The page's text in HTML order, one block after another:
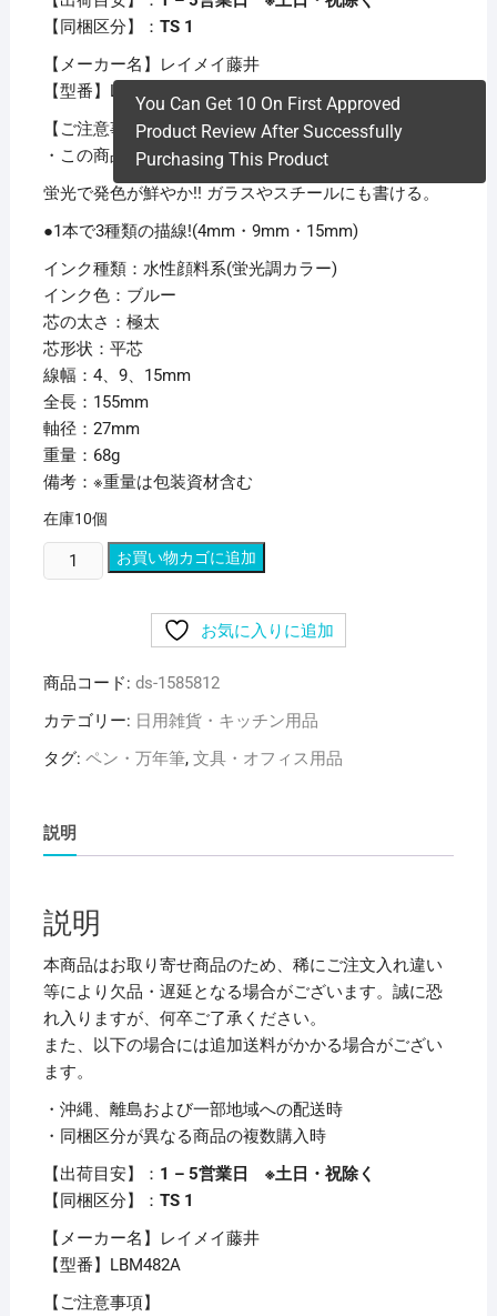
【同梱区分】： TS 1
【メーカー名】レイメイ藤井
【型番】LBM482A
【ご注意事項】
・この商品は下記内容×10セットでお届けします。
蛍光で発色が鮮やか!! ガラスやスチールにも書ける。
●1本で3種類の描線!(4mm・9mm・15mm)
インク種類：水性顔料系(蛍光調カラー)
インク色：ブルー
芯の太さ：極太
芯形状：平芯
線幅：4、9、15mm
全長：155mm
軸径：27mm
重量：68g
備考：※重量は包装資材含む
在庫10個
You Can Get 10 On First Approved
Product Review After Successfully
Purchasing This Product
（ま
と
メ
イ
井
光
ボ
マ
ー
カ
ー
極
太
ブ
ル
ー
LBM482A
【×10
セ
ッ
お買い物カゴに追加
お気に入りに追加
商品コード: ds-1585812
カテゴリー: 日用雑貨・キッチン用品
タグ: ペン・万年筆, 文具・オフィス用品
説明
説明
本商品はお取り寄せ商品のため、稀にご注文入れ違い
等により欠品・遅延となる場合がございます。誠に恐
れ入りますが、何卒ご了承ください。
また、以下の場合には追加送料がかかる場合がござい
ます。
・沖縄、離島および一部地域への配送時
・同梱区分が異なる商品の複数購入時
【出荷目安】： 1 – 5営業日 ※土日・祝除く
【同梱区分】： TS 1
【メーカー名】レイメイ藤井
【型番】LBM482A
【ご注意事項】